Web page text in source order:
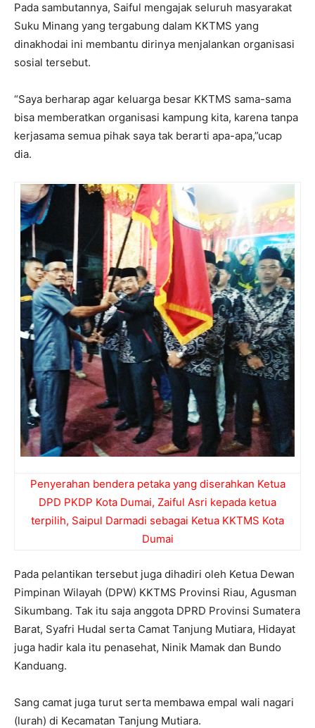
Pada sambutannya, Saiful mengajak seluruh masyarakat
Suku Minang yang tergabung dalam KKTMS yang
dinakhodai ini membantu dirinya menjalankan organisasi
sosial tersebut.
“Saya berharap agar keluarga besar KKTMS sama-sama
bisa memberatkan organisasi kampung kita, karena tanpa
kerjasama semua pihak saya tak berarti apa-apa,”ucap
dia.
Penyerahan bendera petaka yang diserahkan Ketua
DPD PKDP Kota Dumai, Zaiful Asri kepada ketua
terpilih, Saipul Darmadi sebagai Ketua KKTMS Kota
Dumai
Pada pelantikan tersebut juga dihadiri oleh Ketua Dewan
Pimpinan Wilayah (DPW) KKTMS Provinsi Riau, Agusman
Sikumbang. Tak itu saja anggota DPRD Provinsi Sumatera
Barat, Syafri Hudal serta Camat Tanjung Mutiara, Hidayat
juga hadir kala itu penasehat, Ninik Mamak dan Bundo
Kanduang.
Sang camat juga turut serta membawa empal wali nagari
(lurah) di Kecamatan Tanjung Mutiara.